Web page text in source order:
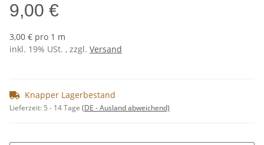
9,00 €
3,00 € pro 1 m
inkl. 19% USt. , zzgl. Versand
Knapper Lagerbestand
Lieferzeit: 5 - 14 Tage (DE - Ausland abweichend)